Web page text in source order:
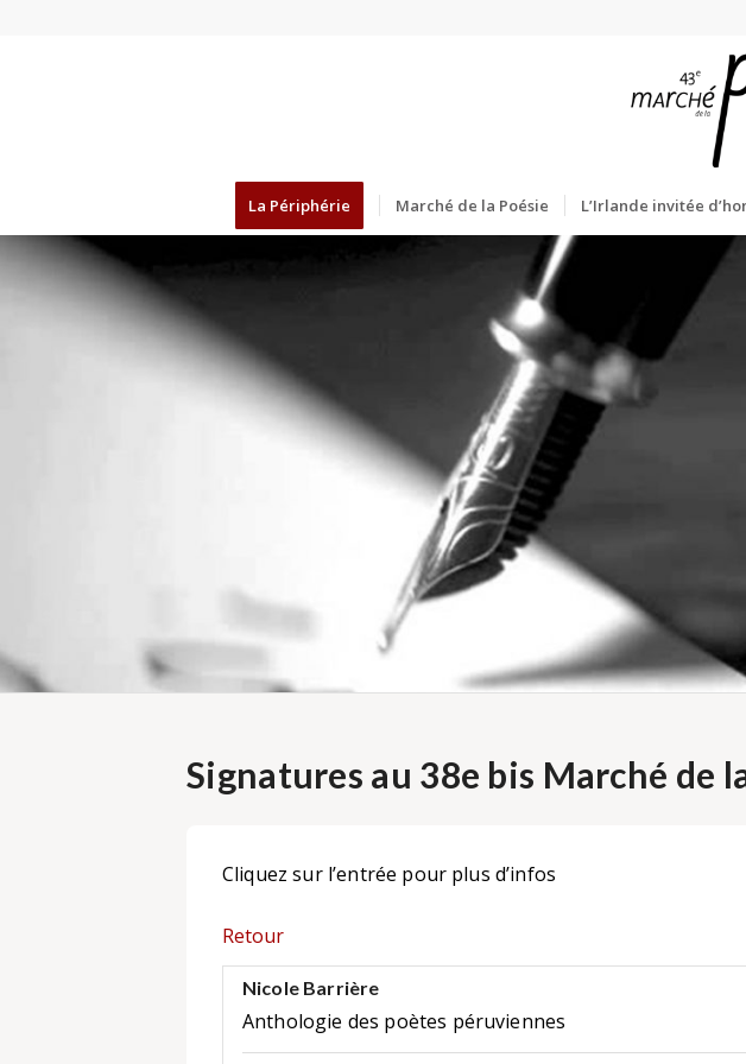
La Périphérie Marché de la Poésie L’Irlande invitée
Signatures au 38e bis Marché de
Cliquez sur l’entrée pour plus d’infos
Retour
Nicole Barrière
Anthologie des poètes péruviennes